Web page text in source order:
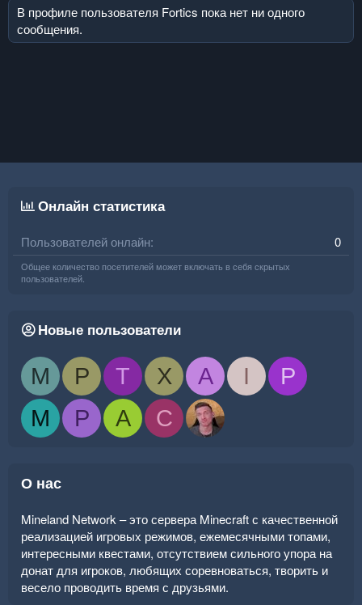
В профиле пользователя Fortics пока нет ни одного
сообщения.
Онлайн статистика
Пользователей онлайн 0
Общее количество посетителей может включать в себя скрытых
пользователей.
Новые пользователи
M P T X A I
P
M
P A C
О нас
Mineland Network – это сервера Minecraft с качественной
реализацией игровых режимов, ежемесячными топами,
интересными квестами, отсутствием сильного упора на
донат для игроков, любящих соревноваться, творить и
весело проводить время с друзьями.